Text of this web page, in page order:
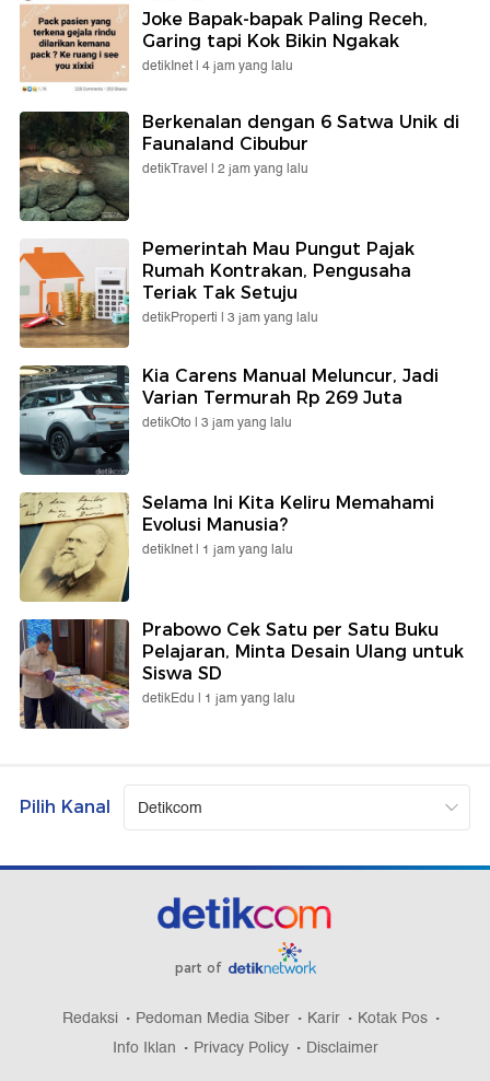
Joke Bapak-bapak Paling Receh,
Garing tapi Kok Bikin Ngakak
detikInet | 4 jam yang lalu
Berkenalan dengan 6 Satwa Unik di
Faunaland Cibubur
detikTravel | 2 jam yang lalu
Pemerintah Mau Pungut Pajak
Rumah Kontrakan, Pengusaha
Teriak Tak Setuju
detikProperti | 3 jam yang lalu
Kia Carens Manual Meluncur, Jadi
Varian Termurah Rp 269 Juta
detikOto | 3 jam yang lalu
Selama Ini Kita Keliru Memahami
Evolusi Manusia?
detikInet | 1 jam yang lalu
Prabowo Cek Satu per Satu Buku
Pelajaran, Minta Desain Ulang untuk
Siswa SD
detikEdu | 1 jam yang lalu
Pilih Kanal
part of
Redaksi Pedoman Media Siber Karir
Kotak Pos
Info Iklan
Privacy Policy Disclaimer